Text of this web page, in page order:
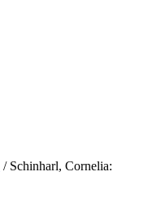
/ Schinharl, Cornelia: